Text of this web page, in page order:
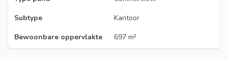
Subtype
Kantoor
Bewoonbare oppervlakte
697 m²